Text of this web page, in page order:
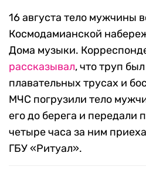
16 августа тело мужчины
Космодамианской
Дома музыки.
рассказывал, что труп
плавательных трусах и
МЧС погрузили тело
его до берега и передали
четыре часа за ним
ГБУ «Ритуал».